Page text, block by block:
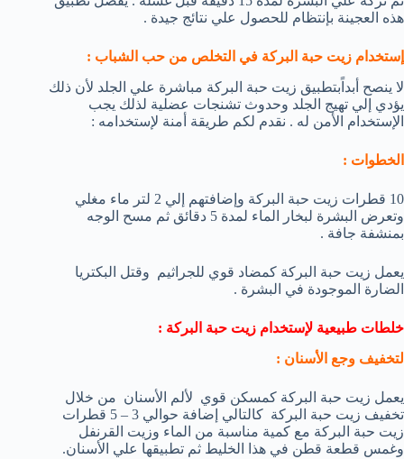
هذه العجينة بإنتظام للحصول علي نتائج جيدة .
إستخدام زيت حبة البركة في التخلص من حب الشباب :
لا ينصح أبداًبتطبيق زيت حبة البركة مباشرة علي الجلد لأن ذلك
يؤدي إلي تهيج الجلد وحدوث تشنجات عضلية لذلك يجب
الإستخدام الأمن له . نقدم لكم طريقة أمنة لإستخدامه :
الخطوات :
10 قطرات زيت حبة البركة وإضافتهم إلي 2 لتر ماء مغلي
وتعرض البشرة لبخار الماء لمدة 5 دقائق ثم مسح الوجه
بمنشفة جافة .
يعمل زيت حبة البركة كمضاد قوي للجراثيم وقتل البكتريا
الضارة الموجودة في البشرة .
خلطات طبيعية لإستخدام زيت حبة البركة :
لتخفيف وجع الأسنان :
يعمل زيت حبة البركة كمسكن قوي لألم الأسنان من خلال
تخفيف زيت حبة البركة كالتالي إضافة حوالي 3 – 5 قطرات
زيت حبة البركة مع كمية مناسبة من الماء وزيت القرنفل
وغمس قطعة قطن في هذا الخليط ثم تطبيقها علي الأسنان.